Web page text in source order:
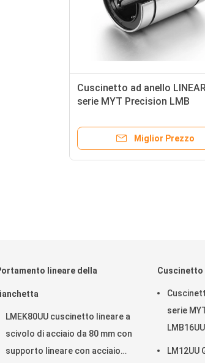
Cuscinetto ad anello
serie MYT Precision LMB
Miglior Prezzo
lineare della
LMEK80UU cuscinetto lineare a
scivolo di acciaio da 80 mm con
supporto lineare con acciaio
Cuscinetto
serie
LM12UU